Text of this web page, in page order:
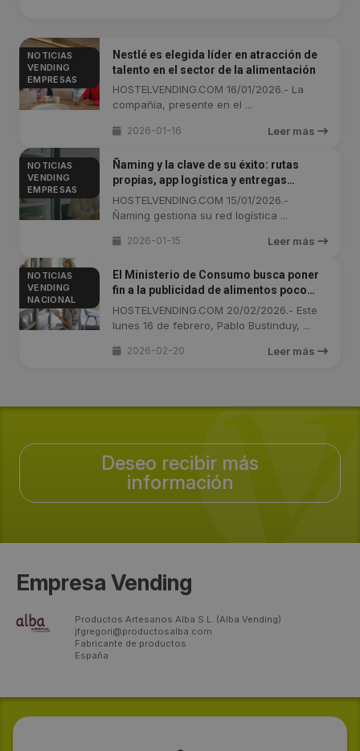
NOTICIAS
VENDING
EMPRESAS
Nestlé es elegida líder en atracción de
talento en el sector de la alimentación
HOSTELVENDING.COM 16/01/2026.- La
compañía, presente en el ...
2026-01-16 Leer más
NOTICIAS
VENDING
EMPRESAS
Ñaming y la clave de su éxito: rutas
propias, app logística y entregas
personalizadas
HOSTELVENDING.COM 15/01/2026.-
Ñaming gestiona su red logística ...
2026-01-15 Leer más
NOTICIAS
VENDING
NACIONAL
El Ministerio de Consumo busca poner
fin a la publicidad de alimentos poco
saludables dirigida a menores
HOSTELVENDING.COM 20/02/2026.- Este
lunes 16 de febrero, Pablo Bustinduy, ...
2026-02-20 Leer más
Deseo recibir más
información
Empresa Vending
Productos Artesanos Alba S.L. (Alba Vending)
jfgregori@productosalba.com
Fabricante de productos
España